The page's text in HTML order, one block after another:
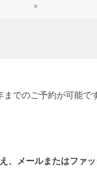
×
でのご予約が可能
、メールまたはファ